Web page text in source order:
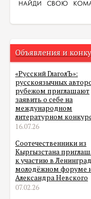
Объявления и
«Русский ГлаголЪ»:
русскоязычных
рубежом приглашают
заявить о себе на
международном
литературном
16.07.26
Соотечественники из
Кыргызстана
к участию в
молодёжном форуме
Александра Невского
07.02.26